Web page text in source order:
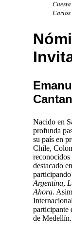
Carlos
Nacido en
profunda
su país en
Chile,
reconocidos
destacado
Argentina,
Ahora.
participante
de Medellín.